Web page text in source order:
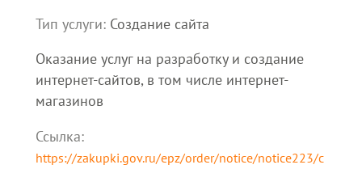
Тип услуги: Создание сайта
Оказание услуг на разработку и создание
интернет-сайтов, в том числе интернет-
магазинов
Ссылка:
https://zakupki.gov.ru/epz/order/notice/notice223/c